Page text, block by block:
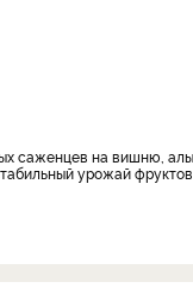
урожай фруктов